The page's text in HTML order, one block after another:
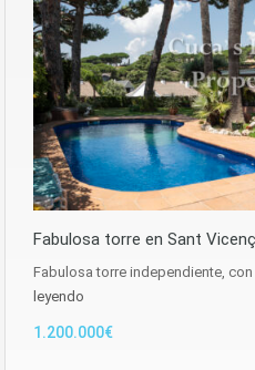
Fabulosa torre en Sant
Fabulosa torre independiente,
leyendo
1.200.000€